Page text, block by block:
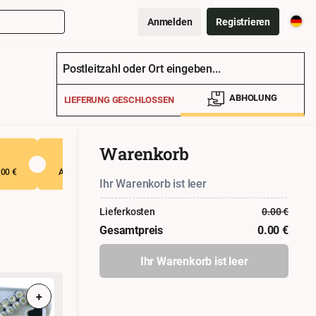
Anmelden Registrieren
Postleitzahl oder Ort eingeben...
LIEFERUNG GESCHLOSSEN ABHOLUNG
€
Sprite 1 Liter
Ab den Bestellwert von 50,00 €
+
Warenkorb
Ihr Warenkorb ist leer
Lieferkosten 0.00€
Gesamtpreis 0.00€
Ihr Warenkorb ist leer